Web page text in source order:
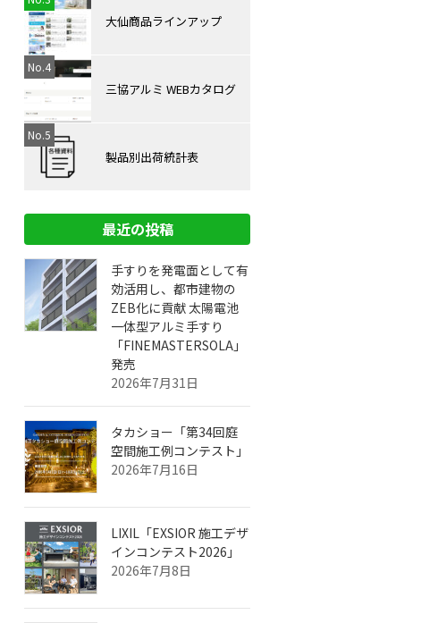
大仙商品ラインアップ
三協アルミ WEBカタログ
製品別出荷統計表
最近の投稿
手すりを発電面として有
効活用し、都市建物の
ZEB化に貢献 太陽電池
一体型アルミ手すり
「FINEMASTERSOLA」
発売
2026年7月31日
タカショー「第34回庭
空間施工例コンテスト」
2026年7月16日
LIXIL「EXSIOR 施工デザ
インコンテスト2026」
2026年7月8日